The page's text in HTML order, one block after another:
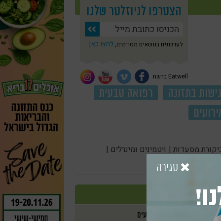
הצטרפו לניוזלטר שלנו
לעדכונים בנושאים מסוימים, לחצו כאן
Eatwell ברשת
גישות בתזונה
רפואה טבעית
מסעדות | ויטמינים ומינרלים |
אירועים
סגירה